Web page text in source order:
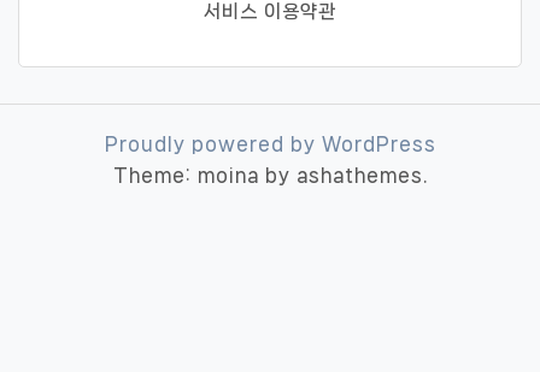
서비스 이용약관
Proudly powered by WordPress
Theme: moina by ashathemes.